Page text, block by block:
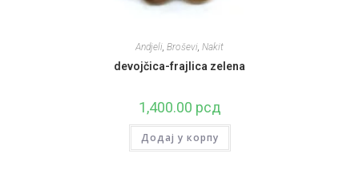
Andjeli Broševi Nakit
devojčica-frajlica zelena
1,400.00 рсд
Додај у корпу